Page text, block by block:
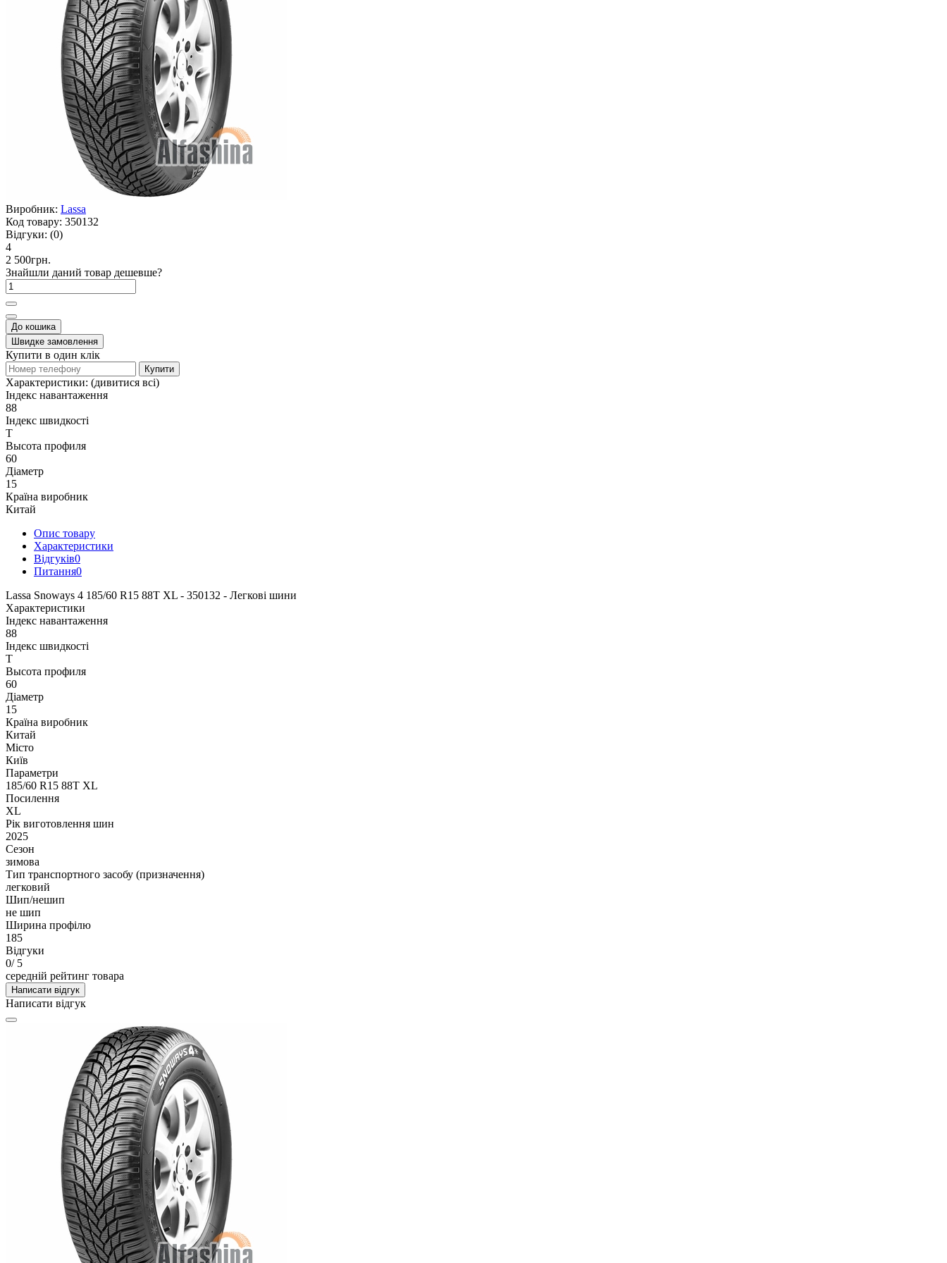
Виробник: Lassa
Код товару: 350132
Відгуки: (0)
4
2 500грн.
Знайшли даний товар дешевше?
До кошика
Швидке замовлення
Купити в один клік
Купити
Характеристики: (дивитися всі)
Індекс навантаження
88
Індекс швидкості
T
Высота профиля
60
Діаметр
15
Країна виробник
Китай
Опис товару
Характеристики
Відгуків0
Питання0
Lassa Snoways 4 185/60 R15 88T XL - 350132 - Легкові шини
Характеристики
Індекс навантаження
88
Індекс швидкості
T
Высота профиля
60
Діаметр
15
Країна виробник
Китай
Місто
Київ
Параметри
185/60 R15 88T XL
Посилення
XL
Рік виготовлення шин
2025
Сезон
зимова
Тип транспортного засобу (призначення)
легковий
Шип/нешип
не шип
Ширина профілю
185
Відгуки
0/ 5
середній рейтинг товара
Написати відгук
Написати відгук